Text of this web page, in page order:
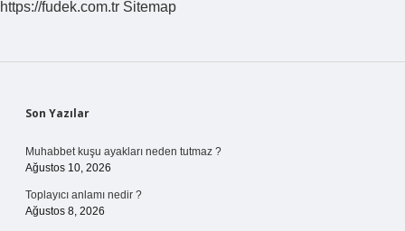
https://fudek.com.tr Sitemap
Sidebar
Son Yazılar
Muhabbet kuşu ayakları neden tutmaz ?
Ağustos 10, 2026
Toplayıcı anlamı nedir ?
Ağustos 8, 2026